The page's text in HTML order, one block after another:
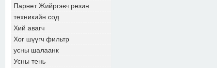
Парнет Жийргэвч резин
техникийн сод
Хий авагч
Хог шүүгч фильтр
усны шалаанк
Усны тень